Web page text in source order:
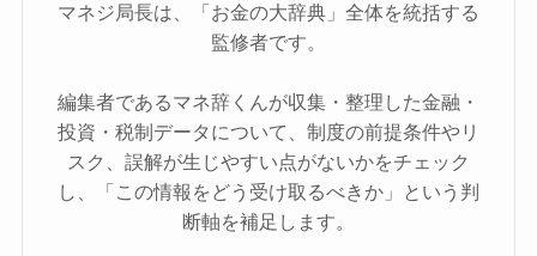
マネジ局長は、「お金の大辞典」全体を統括する
監修者です。
編集者であるマネ辞くんが収集・整理した金融・
投資・税制データについて、制度の前提条件やリ
スク、誤解が生じやすい点がないかをチェック
し、「この情報をどう受け取るべきか」という判
断軸を補足します。